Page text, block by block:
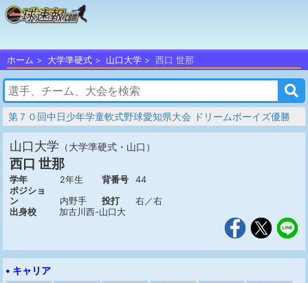
ホーム 大学準硬式 山口大学 西口 世那
第７０回中日少年学童軟式野球愛知県大会 ドリームボーイズ優勝
山口大学 （大学準硬式・山口）
西口 世那
学年 2年生 背番号
44
ポジショ
ン
内野手 投打
右／右
出身校
加古川西-山口大
• キャリア